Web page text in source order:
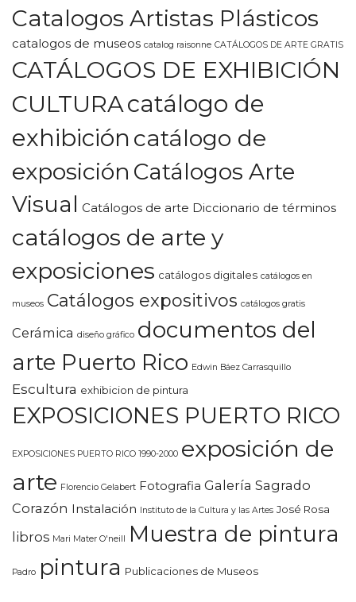
Catalogos Artistas Plásticos
catalogos de museos catalog raisonne CATÁLOGOS DE ARTE GRATIS
CATÁLOGOS DE EXHIBICIÓN
CULTURAcatálogo de
exhibición catálogo de
exposición Catálogos Arte
Visual Catálogos de arte Diccionario de términos
catálogos de arte y
exposiciones catálogos digitales catálogos en
museos Catálogos expositivos catálogos gratis
Cerámica diseño gráfico documentos del
arte Puerto Rico Edwin Báez Carrasquillo
Escultura exhibicion de pintura
EXPOSICIONES PUERTO RICO
EXPOSICIONES PUERTO RICO 1990-2000 exposición de
arte Florencio Gelabert Fotografia Galería Sagrado
Corazón Instalación Instituto de la Cultura y las Artes José Rosa
libros Mari Mater O'neill Muestra de pintura
Padro pintura Publicaciones de Museos